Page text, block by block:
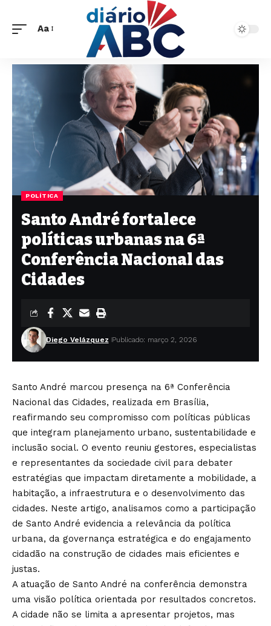
Aa
POLÍTICA
Santo André fortalece
políticas urbanas na 6ª
Conferência Nacional das
Cidades
Diego Velázquez Publicado: março 2, 2026
Santo André marcou presença na 6ª Conferência
Nacional das Cidades, realizada em Brasília,
reafirmando seu compromisso com políticas públicas
que integram planejamento urbano, sustentabilidade e
inclusão social. O evento reuniu gestores, especialistas
e representantes da sociedade civil para debater
estratégias que impactam diretamente a mobilidade, a
habitação, a infraestrutura e o desenvolvimento das
cidades. Neste artigo, analisamos como a participação
de Santo André evidencia a relevância da política
urbana, da governança estratégica e do engajamento
cidadão na construção de cidades mais eficientes e
justas.
A atuação de Santo André na conferência demonstra
uma visão política orientada por resultados concretos.
A cidade não se limita a apresentar projetos, mas